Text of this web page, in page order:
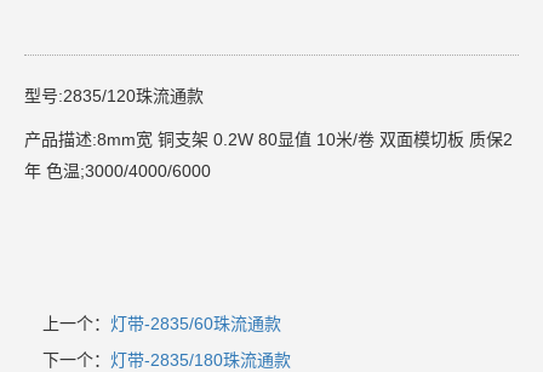
型号:2835/120珠流通款
产品描述:8mm宽 铜支架 0.2W 80显值 10米/卷 双面模切板 质保2
年 色温;3000/4000/6000
上一个： 灯带-2835/60珠流通款
下一个： 灯带-2835/180珠流通款